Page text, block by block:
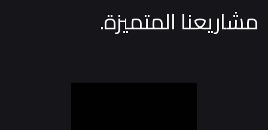
مشاريعنا المتميزة.